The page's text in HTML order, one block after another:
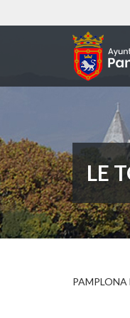
au
LE
PAMPLONA